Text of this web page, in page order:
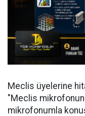
Meclis üyelerine
"Meclis
mikrofonumla